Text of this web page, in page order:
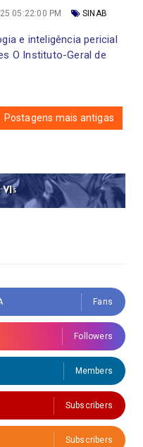
05:22:00 PM SINAB
e inteligência pericial
O Instituto-Geral de
Postagens mais antigas
Fans
Followers
Members
Subscribers
Subscribers